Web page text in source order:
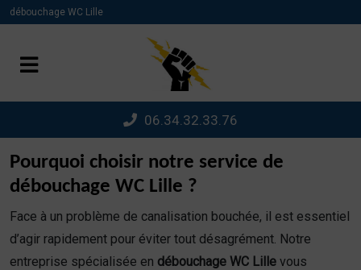
débouchage WC Lille
06.34.32.33.76
Pourquoi choisir notre service de
débouchage WC Lille ?
Face à un problème de canalisation bouchée, il est essentiel
d’agir rapidement pour éviter tout désagrément. Notre
entreprise spécialisée en débouchage WC Lille vous
Panneau de gestion des cookies